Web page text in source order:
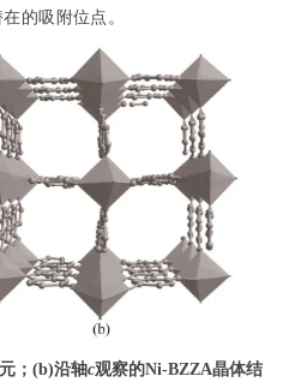
的吸附位点。
；(b)沿轴c观察的Ni-BZZA晶体结